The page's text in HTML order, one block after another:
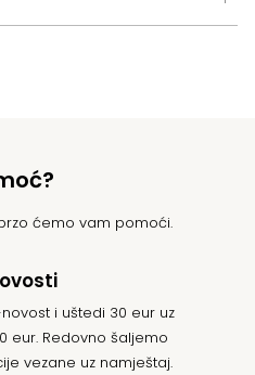
ćemo vam pomoći.
i uštedi 30 eur uz
eur. Redovno šaljemo
vezane uz namještaj.